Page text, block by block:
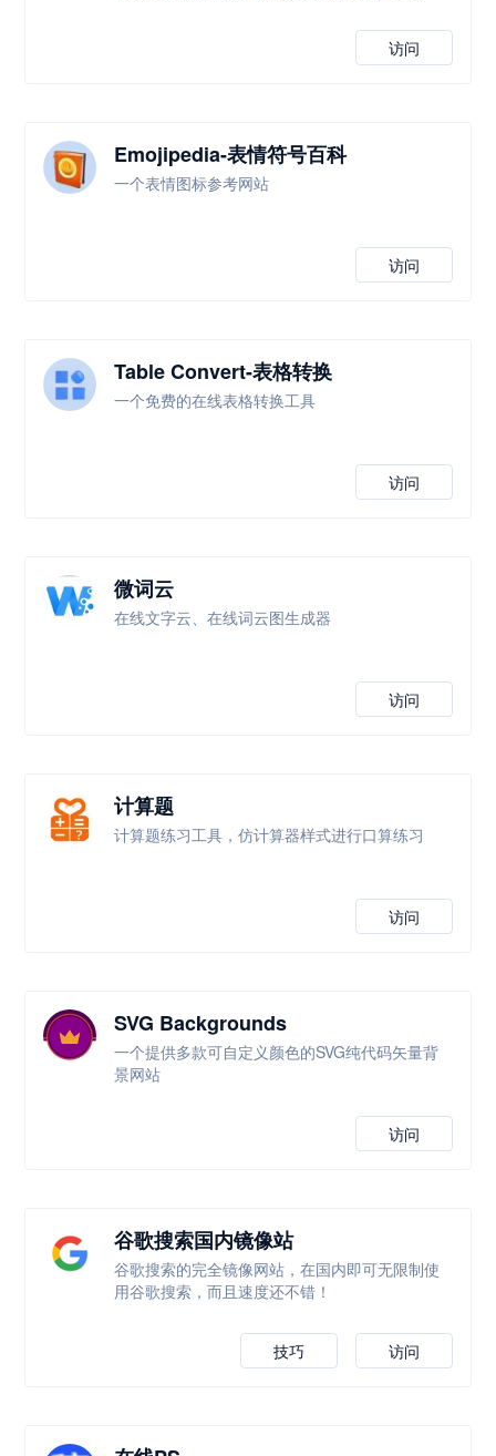
访问
Emojipedia-表情符号百科
一个表情图标参考网站
访问
Table Convert-表格转换
一个免费的在线表格转换工具
访问
微词云
在线文字云、在线词云图生成器
访问
计算题
计算题练习工具，仿计算器样式进行口算练习
访问
SVG Backgrounds
一个提供多款可自定义颜色的SVG纯代码矢量背
景网站
访问
谷歌搜索国内镜像站
谷歌搜索的完全镜像网站，在国内即可无限制使
用谷歌搜索，而且速度还不错！
访问
技巧